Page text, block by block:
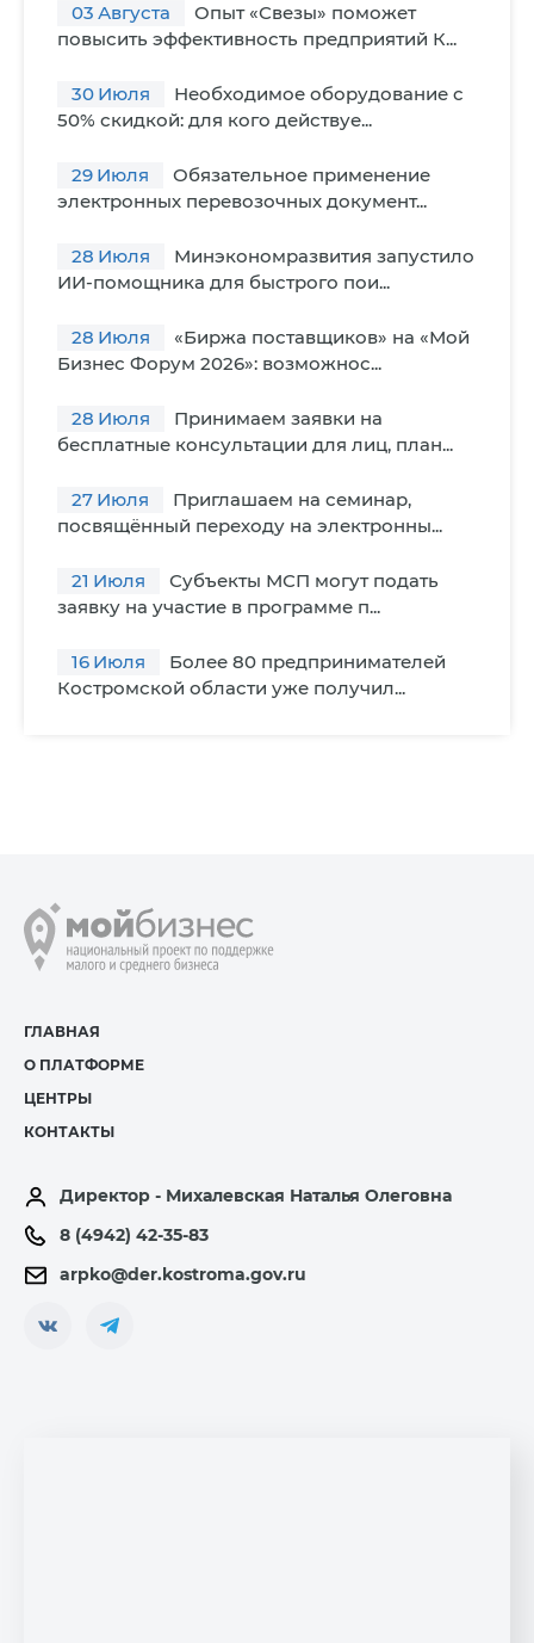
03 Августа
Опыт «Свезы» поможет
повысить эффективность предприятий К...
30 Июля
Необходимое оборудование с
50% скидкой: для кого действуе...
29 Июля
Обязательное применение
электронных перевозочных документ...
28 Июля
Минэкономразвития запустило
ИИ-помощника для быстрого пои...
28 Июля
«Биржа поставщиков» на «Мой
Бизнес Форум 2026»: возможнос...
28 Июля
Принимаем заявки на
бесплатные консультации для лиц, план...
27 Июля
Приглашаем на семинар,
посвящённый переходу на электронны...
21 Июля
Субъекты МСП могут подать
заявку на участие в программе п...
16 Июля
Более 80 предпринимателей
Костромской области уже получил...
ГЛАВНАЯ
О ПЛАТФОРМЕ
ЦЕНТРЫ
КОНТАКТЫ
Директор - Михалевская Наталья Олеговна
8 (4942) 42-35-83
arpko@der.kostroma.gov.ru